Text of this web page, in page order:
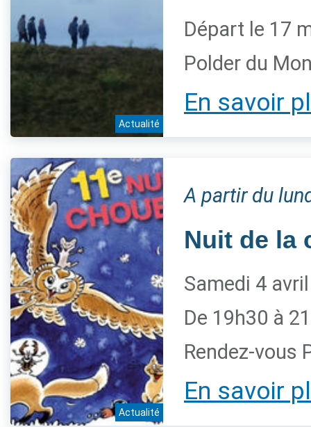
Actualité
Départ le 17
Polder du
En savoir
Actualité
A partir du
Nuit de la
Samedi 4
De 19h30 à
Rendez-vous
En savoir